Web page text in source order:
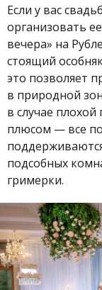
Если у вас
организовать
вечера» на
стоящий
это позволяет
в природной
в случае
плюсом — все
подсобных
гримерки.